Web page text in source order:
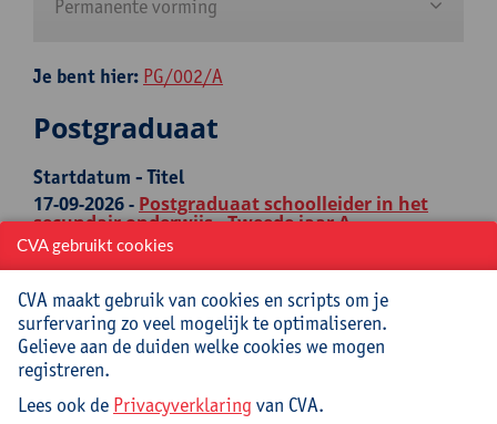
Permanente vorming
Je bent hier: PG/002/A
Postgraduaat
Startdatum - Titel
17-09-2026 - Postgraduaat schoolleider in het
secundair onderwijs - Tweede jaar A
Navigatie
Start
CVA gebruikt cookies
CVA maakt gebruik van cookies en scripts om je
surfervaring zo veel mogelijk te optimaliseren.
Gelieve aan de duiden welke cookies we mogen
registreren.
Lees ook de Privacyverklaring van CVA.